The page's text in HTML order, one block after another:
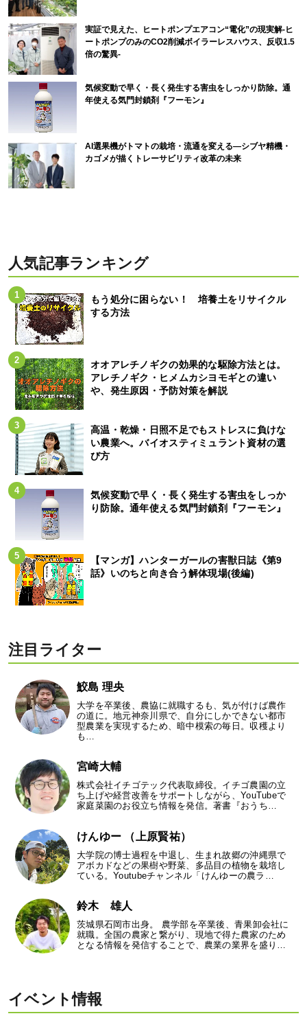
実証で見えた、ヒートポンプエアコン“電化”の現実解-ヒ
ートポンプのみのCO2削減ボイラーレスハウス、反収1.5
倍の驚異-
気候変動で早く・長く発生する害虫をしっかり防除。通
年使える気門封鎖剤『フーモン』
AI選果機がトマトの栽培・流通を変える―シブヤ精機・
カゴメが描くトレーサビリティ改革の未来
人気記事ランキング
もう処分に困らない！ 培養土をリサイクル
する方法
オオアレチノギクの効果的な駆除方法とは。
アレチノギク・ヒメムカシヨモギとの違い
や、発生原因・予防対策を解説
高温・乾燥・日照不足でもストレスに負けな
い農業へ。バイオスティミュラント資材の選
び方
気候変動で早く・長く発生する害虫をしっか
り防除。通年使える気門封鎖剤『フーモン』
【マンガ】ハンターガールの害獣日誌《第9
話》いのちと向き合う解体現場(後編)
注目ライター
鮫島 理央
大学を卒業後、農協に就職するも、気が付けば農作
の道に。地元神奈川県で、自分にしかできない都市
型農業を実現するため、暗中模索の毎日。収穫より
も…
宮崎大輔
株式会社イチゴテック代表取締役。イチゴ農園の立
ち上げや経営改善をサポートしながら、YouTubeで
家庭菜園のお役立ち情報を発信。著書『おうち…
けんゆー （上原賢祐）
大学院の博士過程を中退し、生まれ故郷の沖縄県で
アボカドなどの果樹や野菜、多品目の植物を栽培し
ている。Youtubeチャンネル「けんゆーの農ラ…
鈴木 雄人
茨城県石岡市出身。 農学部を卒業後、青果卸会社に
就職。全国の農家と繋がり、現地で得た農家のため
となる情報を発信することで、農業の業界を盛り…
イベント情報